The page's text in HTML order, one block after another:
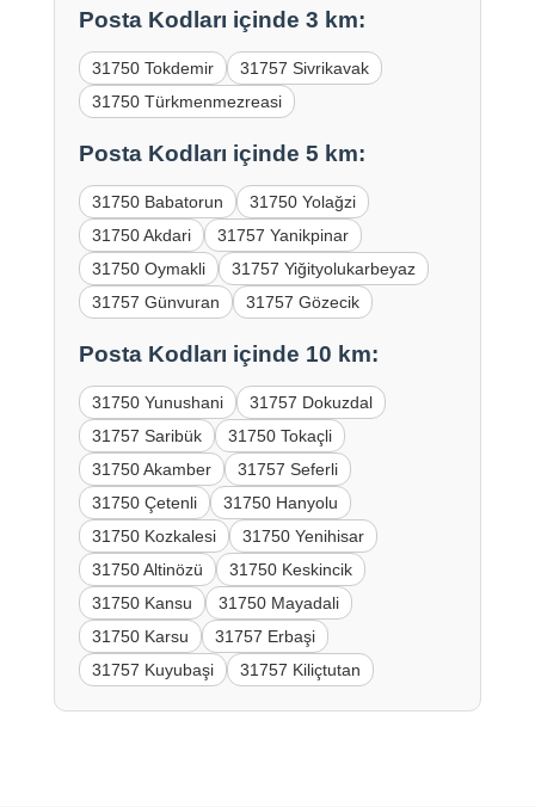
Posta Kodları içinde 3 km:
31750 Tokdemir
31757 Sivrikavak
31750 Türkmenmezreasi
Posta Kodları içinde 5 km:
31750 Babatorun
31750 Yolağzi
31750 Akdari
31757 Yanikpinar
31750 Oymakli
31757 Yiğityolukarbeyaz
31757 Günvuran
31757 Gözecik
Posta Kodları içinde 10 km:
31750 Yunushani
31757 Dokuzdal
31757 Saribük
31750 Tokaçli
31750 Akamber
31757 Seferli
31750 Çetenli
31750 Hanyolu
31750 Kozkalesi
31750 Yenihisar
31750 Altinözü
31750 Keskincik
31750 Kansu
31750 Mayadali
31750 Karsu
31757 Erbaşi
31757 Kuyubaşi
31757 Kiliçtutan